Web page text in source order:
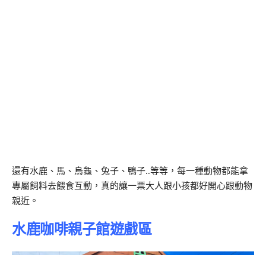
還有水鹿、馬、烏龜、兔子、鴨子..等等，每一種動物都能拿
專屬飼料去餵食互動，真的讓一票大人跟小孩都好開心跟動物
親近。
水鹿咖啡親子館遊戲區